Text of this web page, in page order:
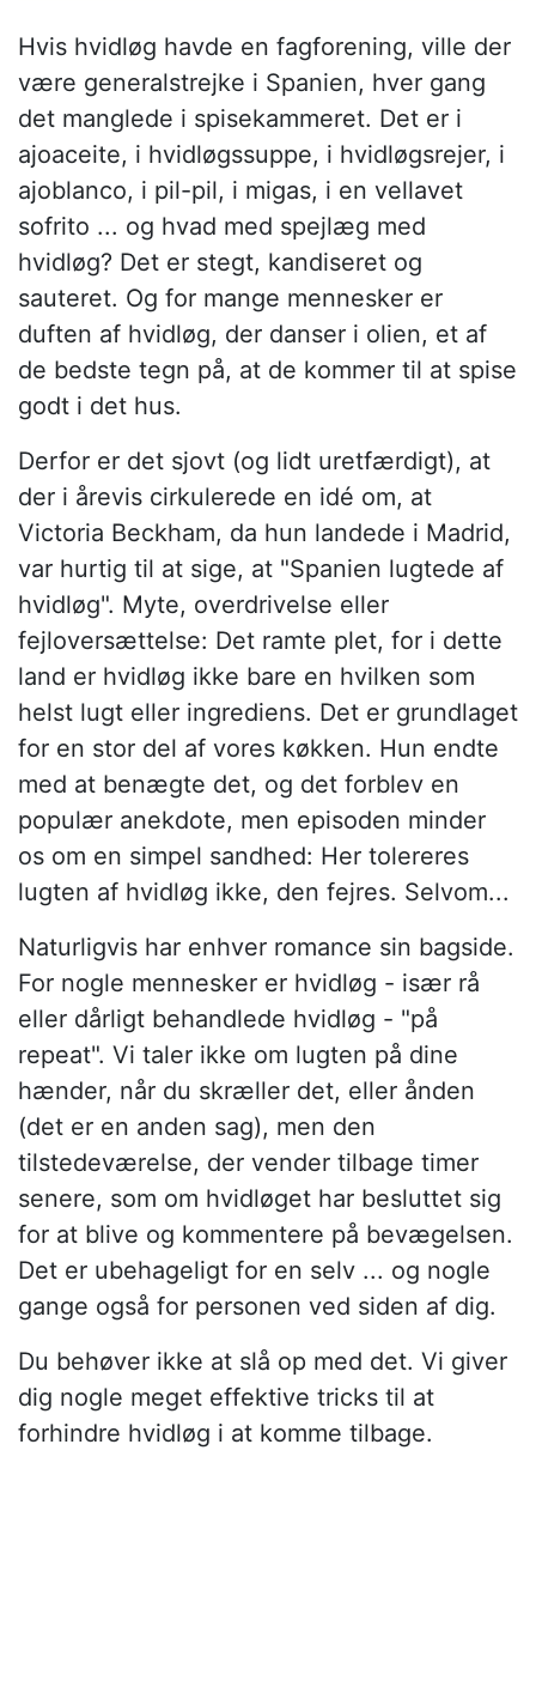
Hvis hvidløg havde en fagforening, ville der
være generalstrejke i Spanien, hver gang
det manglede i spisekammeret. Det er i
ajoaceite, i hvidløgssuppe, i hvidløgsrejer, i
ajoblanco, i pil-pil, i migas, i en vellavet
sofrito ... og hvad med spejlæg med
hvidløg? Det er stegt, kandiseret og
sauteret. Og for mange mennesker er
duften af hvidløg, der danser i olien, et af
de bedste tegn på, at de kommer til at spise
godt i det hus.
Derfor er det sjovt (og lidt uretfærdigt), at
der i årevis cirkulerede en idé om, at
Victoria Beckham, da hun landede i Madrid,
var hurtig til at sige, at "Spanien lugtede af
hvidløg". Myte, overdrivelse eller
fejloversættelse: Det ramte plet, for i dette
land er hvidløg ikke bare en hvilken som
helst lugt eller ingrediens. Det er grundlaget
for en stor del af vores køkken. Hun endte
med at benægte det, og det forblev en
populær anekdote, men episoden minder
os om en simpel sandhed: Her tolereres
lugten af hvidløg ikke, den fejres. Selvom...
Naturligvis har enhver romance sin bagside.
For nogle mennesker er hvidløg - især rå
eller dårligt behandlede hvidløg - "på
repeat". Vi taler ikke om lugten på dine
hænder, når du skræller det, eller ånden
(det er en anden sag), men den
tilstedeværelse, der vender tilbage timer
senere, som om hvidløget har besluttet sig
for at blive og kommentere på bevægelsen.
Det er ubehageligt for en selv ... og nogle
gange også for personen ved siden af dig.
Du behøver ikke at slå op med det. Vi giver
dig nogle meget effektive tricks til at
forhindre hvidløg i at komme tilbage.